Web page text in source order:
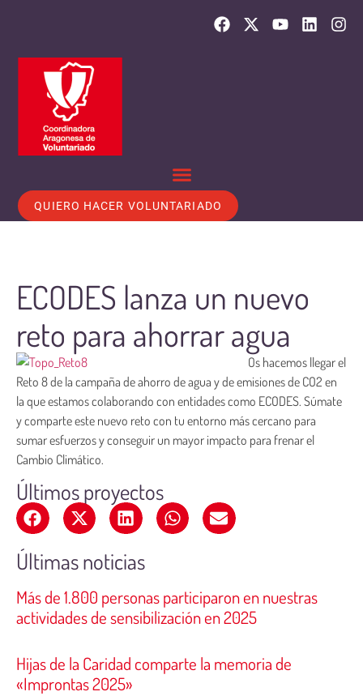
QUIERO HACER VOLUNTARIADO
ECODES lanza un nuevo
reto para ahorrar agua
Os hacemos llegar el
Reto 8 de la campaña de ahorro de agua y de emisiones de CO2 en
la que estamos colaborando con entidades como ECODES. Súmate
y comparte este nuevo reto con tu entorno más cercano para
sumar esfuerzos y conseguir un mayor impacto para frenar el
Cambio Climático.
Últimos proyectos
Últimas noticias
Más de 1.800 personas participaron en nuestras
actividades de sensibilización en 2025
Hijas de la Caridad comparte la memoria de
«Improntas 2025»